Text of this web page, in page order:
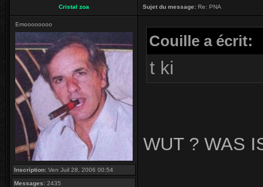
Cristal zoa Sujet du message: Re: PNA
Emoooooooo
Inscription: Ven Juil 28, 2006 00:54
Messages: 2435
Couille a écrit:
t ki
WUT ? WAS